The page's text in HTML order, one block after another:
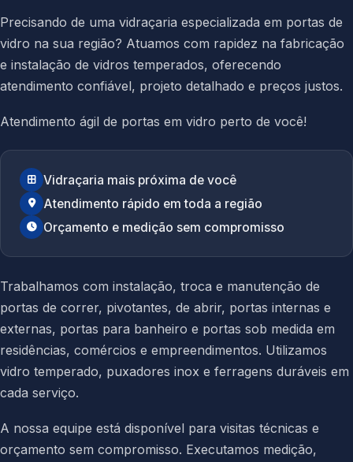
Precisando de uma vidraçaria especializada em portas de
vidro na sua região? Atuamos com rapidez na fabricação
e instalação de vidros temperados, oferecendo
atendimento confiável, projeto detalhado e preços justos.
Atendimento ágil de portas em vidro perto de você!
Vidraçaria mais próxima de você
Atendimento rápido em toda a região
Orçamento e medição sem compromisso
Trabalhamos com instalação, troca e manutenção de
portas de correr, pivotantes, de abrir, portas internas e
externas, portas para banheiro e portas sob medida em
residências, comércios e empreendimentos. Utilizamos
vidro temperado, puxadores inox e ferragens duráveis em
cada serviço.
A nossa equipe está disponível para visitas técnicas e
orçamento sem compromisso. Executamos medição,